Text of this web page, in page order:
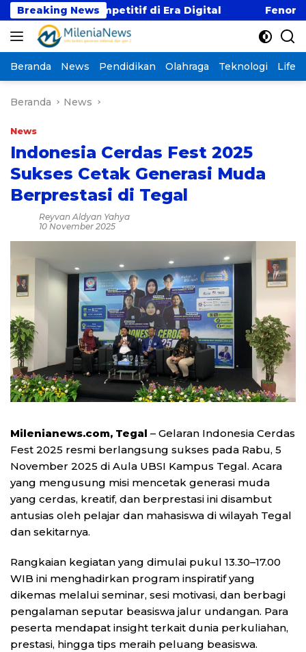
Langsung
ke
konten
Breaking News
Gaji Kompetitif di Era Digital Fenomena
Beranda News Pendidikan Olahraga Teknologi
Beranda News
News
Indonesia Cerdas Fest 2025
Sukses Cetak Generasi Muda
Berprestasi di Tegal
Reyvan Aldyan Yahya
10 November 2025
Milenianews.com, Tegal – Gelaran Indonesia Cerdas
Fest 2025 resmi berlangsung sukses pada Rabu, 5
November 2025 di Aula UBSI Kampus Tegal. Acara
yang mengusung misi mencetak generasi muda
yang cerdas, kreatif, dan berprestasi ini disambut
antusias oleh pelajar dan mahasiswa di wilayah Tegal
dan sekitarnya.
Rangkaian kegiatan yang dimulai pukul 13.30–17.00
WIB ini menghadirkan program inspiratif yang
dikemas melalui seminar, sesi motivasi, dan berbagi
pengalaman seputar beasiswa jalur undangan. Para
peserta mendapat insight terkait dunia perkuliahan,
prestasi, hingga tips meraih peluang beasiswa.